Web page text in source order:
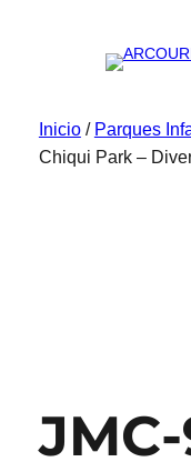
Inicio/ Parques
Chiqui Park –